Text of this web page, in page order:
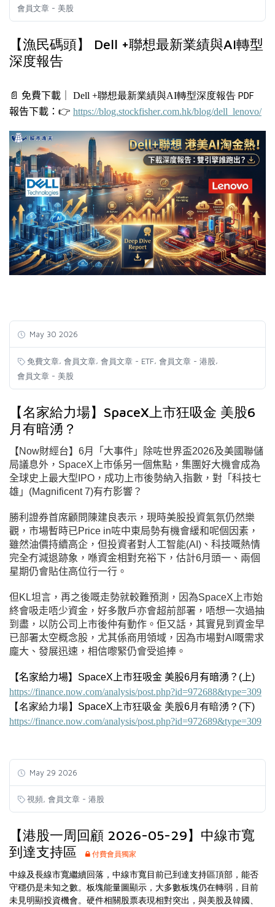
會員文章 - 美股
【漁民碼頭】 Dell +聯想最新業績與AI轉型
深度報告
📄 免費下載｜ Dell +聯想最新業績與AI轉型深度報告 PDF
報告下載： 👉 https://blog.stockfisher.com.hk/blog/dell_lenovo/
May 30 2026
免費文章, 會員文章, 會員文章 - ETF, 會員文章 - 港股,
會員文章 - 美股
【名家給力場】SpaceX上市狂吸金 美股6
月有暗湧？
【Now財經台】6月「大事件」除咗世界盃2026及美國聯儲
局議息外，SpaceX上市係另一個焦點，集團好大機會成為
全球史上最大型IPO，成功上市後勢納入指數，對「科技七
雄」 (Magnificent7)有冇影響？
勝利證券首席顧問陳建良表示，現時美股投資氣氛仍然樂
觀，市場暫時已Price in咗中東局勢有機會緩和呢個因素，
雖然油價持續高企，但投資者對人工智能(AI )、科技嘅熱情
完全冇減退跡象，喺資金相對充裕下，估計6月頭一、兩個
星期仍會貼住高位行一行。
但KL坦言，再之後嘅走勢就較難預測，因為SpaceX上市始
終會吸走唔少資金，好多散戶亦會超前部署，唔想一次過抽
到盡，以防公司上市後仲有動作。佢又話，其實見到資金早
已部署太空概念股，尤其係商用領域，因為市場對AI嘅需求
龐大、發展迅速，相信嚟緊仍會受追捧。
【名家給力場】SpaceX上市狂吸金 美股6月有暗湧？(上)
https://finance.now.com/analysis/post.php?id=972688&type=309
【名家給力場】SpaceX上市狂吸金 美股6月有暗湧？(下)
https://finance.now.com/analysis/post.php?id=972689&type=309
May 29 2026
視頻, 會員文章 - 港股
【港股一周回顧 2026-05-29】中線市寬
到達支持區
付費會員獨家
中線及長線市寬繼續回落，中線市寬目前已到達支持區頂部，能否
守穩仍是未知之數。板塊能量圖顯示，大多數板塊仍在轉弱，目前
未見明顯投資機會。硬件相關股票表現相對突出，與美股及韓國、